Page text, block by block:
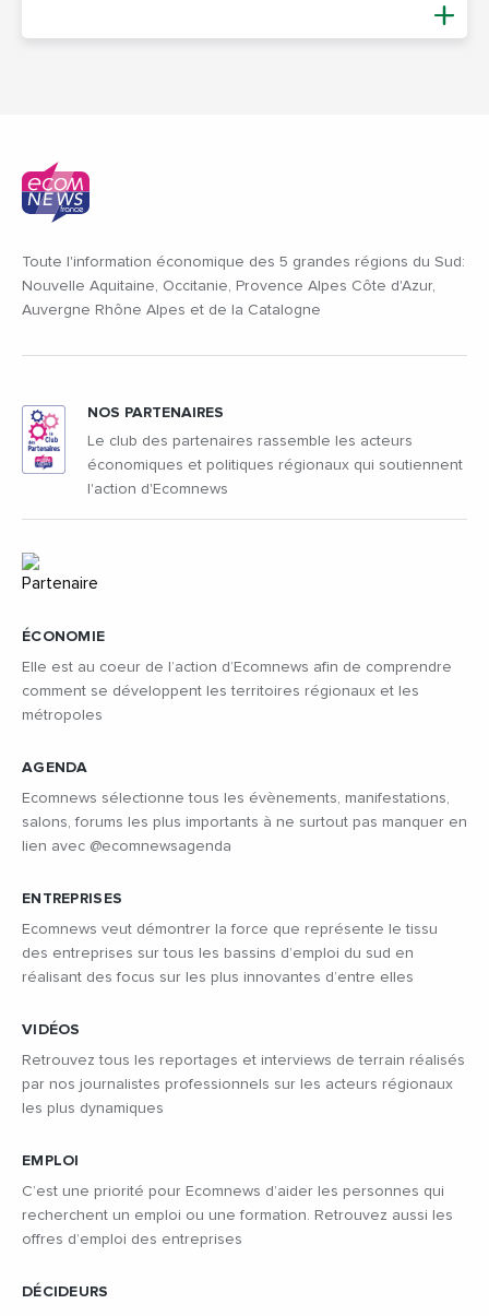
Toute l'information économique des 5 grandes régions du Sud:
Nouvelle Aquitaine, Occitanie, Provence Alpes Côte d'Azur,
Auvergne Rhône Alpes et de la Catalogne
ÉCONOMIE
Elle est au coeur de l’action d’Ecomnews afin de comprendre
comment se développent les territoires régionaux et les
métropoles
AGENDA
Ecomnews sélectionne tous les évènements, manifestations,
salons, forums les plus importants à ne surtout pas manquer en
lien avec @ecomnewsagenda
ENTREPRISES
Ecomnews veut démontrer la force que représente le tissu
des entreprises sur tous les bassins d’emploi du sud en
réalisant des focus sur les plus innovantes d’entre elles
VIDÉOS
Retrouvez tous les reportages et interviews de terrain réalisés
par nos journalistes professionnels sur les acteurs régionaux
les plus dynamiques
EMPLOI
C’est une priorité pour Ecomnews d’aider les personnes qui
recherchent un emploi ou une formation. Retrouvez aussi les
offres d’emploi des entreprises
DÉCIDEURS
NOS PARTENAIRES
Le club des partenaires rassemble les acteurs
économiques et politiques régionaux qui soutiennent
l'action d'Ecomnews